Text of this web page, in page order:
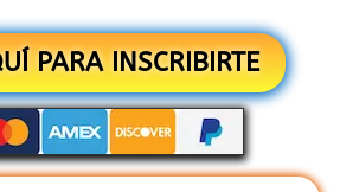
PARA INSCRIBIRTE